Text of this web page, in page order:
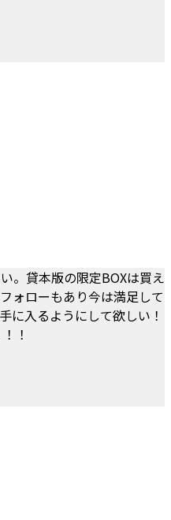
。貸本版の限定BOXは買え
ォローもあり今は満足して
に入るようにして欲しい！
！